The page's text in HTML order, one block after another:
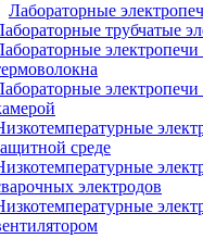
Лабораторные
трубчатые
электропечи
электропечи
среде
электродов